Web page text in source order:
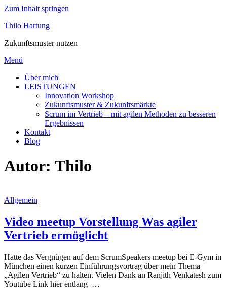
Zum Inhalt springen
Thilo Hartung
Zukunftsmuster nutzen
Menü
Über mich
LEISTUNGEN
Innovation Workshop
Zukunftsmuster & Zukunftsmärkte
Scrum im Vertrieb – mit agilen Methoden zu besseren
Ergebnissen
Kontakt
Blog
Autor: Thilo
Allgemein
Video meetup Vorstellung Was agiler
Vertrieb ermöglicht
Hatte das Vergnügen auf dem ScrumSpeakers meetup bei E-Gym in
München einen kurzen Einführungsvortrag über mein Thema
„Agilen Vertrieb“ zu halten. Vielen Dank an Ranjith Venkatesh zum
Youtube Link hier entlang …